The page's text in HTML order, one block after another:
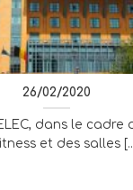
26/02/2020
dans le
et des salles